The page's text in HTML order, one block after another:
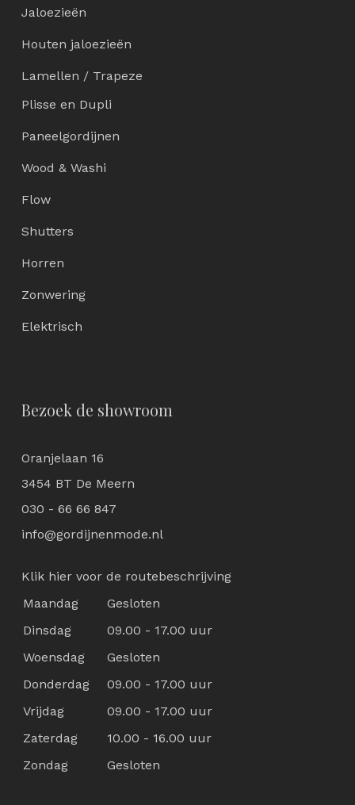
Jaloezieën
Houten jaloezieën
Lamellen / Trapeze
Plisse en Dupli
Paneelgordijnen
Wood & Washi
Flow
Shutters
Horren
Zonwering
Elektrisch
Bezoek de showroom
Oranjelaan 16
3454 BT De Meern
030 - 66 66 847
info@gordijnenmode.nl
Klik hier voor de routebeschrijving
Maandag
Gesloten
Dinsdag
09.00 - 17.00 uur
Woensdag
Gesloten
Donderdag
09.00 - 17.00 uur
Vrijdag
09.00 - 17.00 uur
Zaterdag
10.00 - 16.00 uur
Zondag
Gesloten